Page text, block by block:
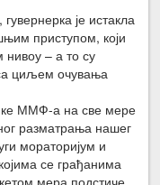
је истакла
приступом, који
нивоу – а то су
циљем очувања
ММФ-а на све мере
разматрања нашег
мораторијум и
се грађанима